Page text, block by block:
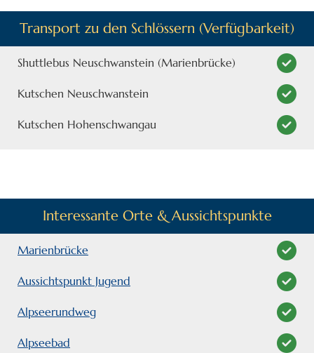
Transport zu den Schlössern (Verfügbarkeit)
Shuttlebus Neuschwanstein (Marienbrücke)
Kutschen Neuschwanstein
Kutschen Hohenschwangau
Interessante Orte & Aussichtspunkte
Marienbrücke
Aussichtspunkt Jugend
Alpseerundweg
Alpseebad